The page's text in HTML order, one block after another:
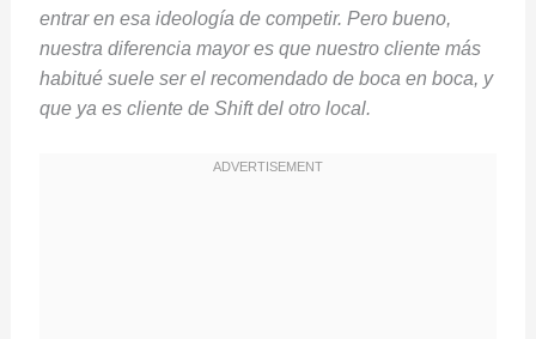
entrar en esa ideología de competir. Pero bueno,
nuestra diferencia mayor es que nuestro cliente más
habitué suele ser el recomendado de boca en boca, y
que ya es cliente de Shift del otro local.